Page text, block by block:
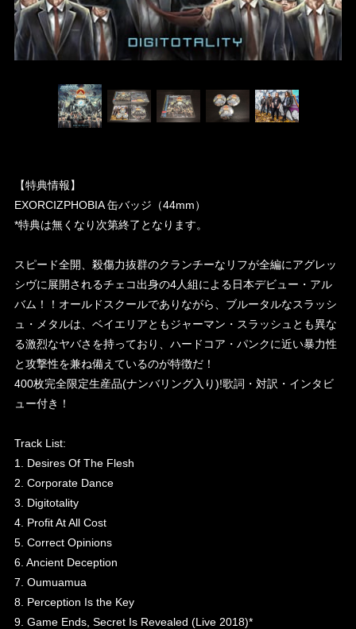
【特典情報】
EXORCIZPHOBIA 缶バッジ（44mm）
*特典は無くなり次第終了となります。
スピード全開、殺傷力抜群のクランチーなリフが全編にアグレッ
シヴに展開されるチェコ出身の4人組による日本デビュー・アル
バム！！オールドスクールでありながら、ブルータルなスラッシ
ュ・メタルは、ベイエリアともジャーマン・スラッシュとも異な
る激烈なヤバさを持っており、ハードコア・パンクに近い暴力性
と攻撃性を兼ね備えているのが特徴だ！
400枚完全限定生産品(ナンバリング入り)!歌詞・対訳・インタビ
ュー付き！
Track List:
1. Desires Of The Flesh
2. Corporate Dance
3. Digitotality
4. Profit At All Cost
5. Correct Opinions
6. Ancient Deception
7. Oumuamua
8. Perception Is the Key
9. Game Ends, Secret Is Revealed (Live 2018)*